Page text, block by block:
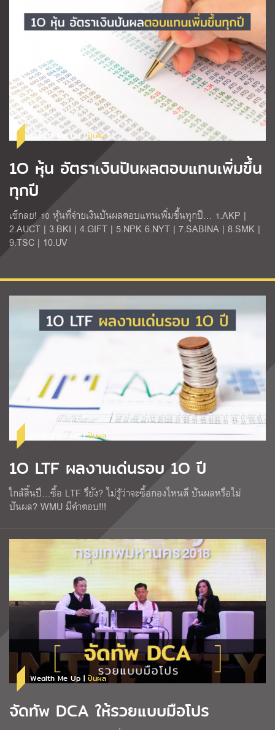
Wealth Me Up |ปันผล
1O หุ้น อัตราเงินปันผลตอบแทนเพิ่มขึ้น
ทุกปี
เช็กลย! 10 หุ้นที่จ่ายเงินปันผลตอบแทนเพิ่มขึ้นทุกปี… 1.AKP |
2.AUCT | 3.BKI | 4.GIFT | 5.NPK 6.NYT | 7.SABINA | 8.SMK |
9.TSC | 10.UV
Wealth Me Up |ปันผล
1O LTF ผลงานเด่นรอบ 1O ปี
ใกล้สิ้นปี…ซื้อ LTF รึยัง? ไม่รู้ว่าจะซื้อกองไหนดี ปันผลหรือไม่
ปันผล? WMU มีคำตอบ!!!
Wealth Me Up | ปันผล
จัดทัพ DCA ให้รวยแบบมือโปร